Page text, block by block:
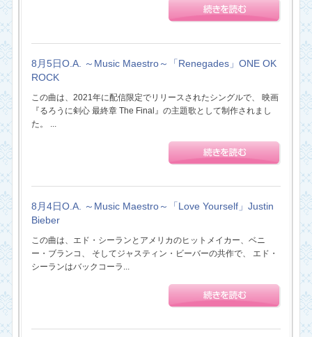
8月5日O.A. ～Music Maestro～「Renegades」ONE OK
ROCK
この曲は、2021年に配信限定でリリースされたシングルで、 映画
『るろうに剣心 最終章 The Final』の主題歌として制作されまし
た。 ...
8月4日O.A. ～Music Maestro～「Love Yourself」Justin
Bieber
この曲は、エド・シーランとアメリカのヒットメイカー、ベニ
ー・ブランコ、 そしてジャスティン・ビーバーの共作で、 エド・
シーランはバックコーラ...